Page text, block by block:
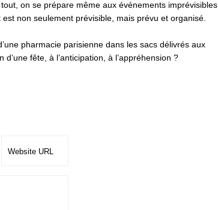
on se prépare même aux événements imprévisibles.
non seulement prévisible, mais prévu et organisé.
pharmacie parisienne dans les sacs délivrés aux
fête, à l’anticipation, à l’appréhension ?